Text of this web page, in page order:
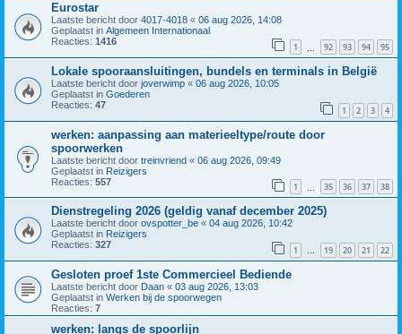
Eurostar
Laatste bericht door 4017-4018 « 06 aug 2026, 14:08
Geplaatst in Algemeen Internationaal
Reacties: 1416 1 92 93 94 95
Lokale spooraansluitingen, bundels en terminals in België
Laatste bericht door joverwimp « 06 aug 2026, 10:05
Geplaatst in Goederen
Reacties: 47 1 2 3 4
werken: aanpassing aan materieeltype/route door
spoorwerken
Laatste bericht door treinvriend « 06 aug 2026, 09:49
Geplaatst in Reizigers
Reacties: 557 1 35 36 37 38
Dienstregeling 2026 (geldig vanaf december 2025)
Laatste bericht door ovspotter_be « 04 aug 2026, 10:42
Geplaatst in Reizigers
Reacties: 327 1 … 19 20 21 22
Gesloten proef 1ste Commercieel Bediende
Laatste bericht door Daan « 03 aug 2026, 13:03
Geplaatst in Werken bij de spoorwegen
Reacties: 7
werken: langs de spoorlijn